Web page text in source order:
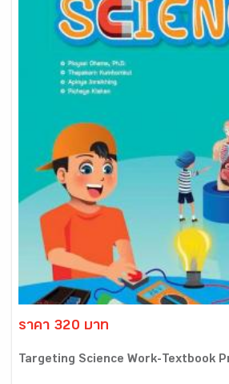
ราคา 320 บาท
Targeting Science Work-Textbook